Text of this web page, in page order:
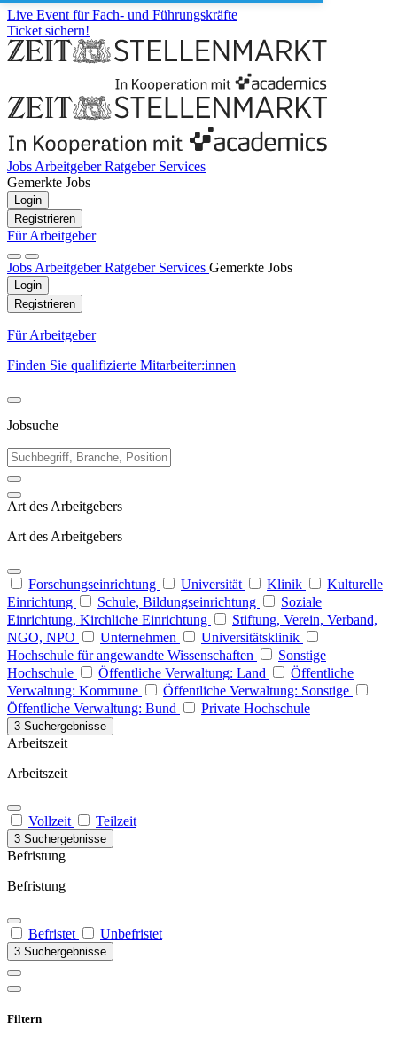
Live Event für Fach- und Führungskräfte
Ticket sichern!
Jobs ArbeitgeberRatgeber Services
Gemerkte Jobs
Login
Registrieren
Für Arbeitgeber
Jobs ArbeitgeberRatgeber Services Gemerkte Jobs
Login
Registrieren
Für Arbeitgeber
Finden Sie qualifizierte Mitarbeiter:innen
Jobsuche
Art des Arbeitgebers
Art des Arbeitgebers
Forschungseinrichtung Universität Klinik
Kulturelle
Einrichtung
Schule, Bildungseinrichtung
Soziale
Einrichtung, Kirchliche Einrichtung
Stiftung, Verein, Verband,
NGO, NPO
Unternehmen
Universitätsklinik
Hochschule für angewandte Wissenschaften
Sonstige
Hochschule
Öffentliche Verwaltung: Land
Öffentliche
Verwaltung: Kommune
Öffentliche Verwaltung: Sonstige
Öffentliche Verwaltung: Bund
Private Hochschule
3 Suchergebnisse
Arbeitszeit
Arbeitszeit
Vollzeit Teilzeit
3 Suchergebnisse
Befristung
Befristung
Befristet Unbefristet
3 Suchergebnisse
Filtern